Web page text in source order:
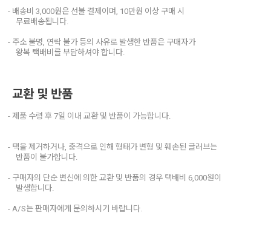
- 배송비 3,000원은 선불 결제이며, 10만원 이상 구매 시
무료배송됩니다.
- 주소 불명, 연락 불가 등의 사유로 발생한 반품은 구매자가
왕복 택배비를 부담하셔야 합니다.
교환 및 반품
- 제품 수령 후 7일 이내 교환 및 반품이 가능합니다.
- 택을 제거하거나, 충격으로 인해 형태가 변형 및 훼손된 글러브는
반품이 불가합니다.
- 구매자의 단순 변신에 의한 교환 및 반품의 경우 택배비 6,000원이
발생합니다.
- A/S는 판매자에게 문의하시기 바랍니다.